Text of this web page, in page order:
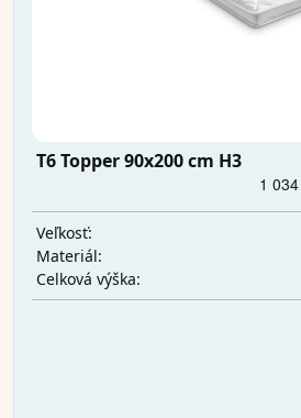
T6 Topper 90x200 cm H3
Veľkosť:
Materiál:
Celková výška: